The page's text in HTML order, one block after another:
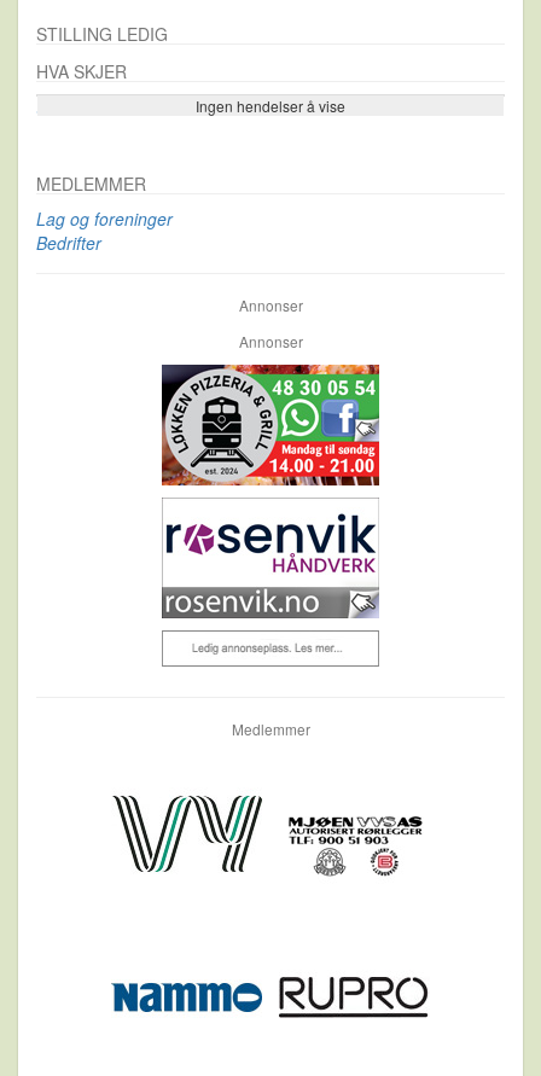
STILLING LEDIG
HVA SKJER
Ingen hendelser å vise
Se flere…
MEDLEMMER
Lag og foreninger
Bedrifter
Annonser
Annonser
Medlemmer